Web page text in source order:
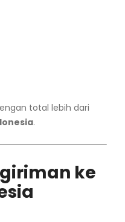
total lebih dari
.
ke